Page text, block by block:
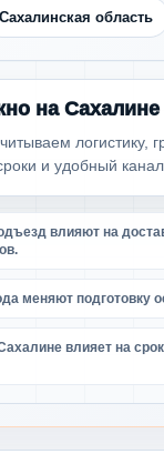
Сахалинская область
на Сахалине
логистику,
и удобный канал
влияют на
меняют подготовку
влияет на